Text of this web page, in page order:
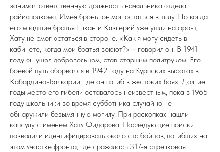
занимал ответственную должность начальника отдела
райисполкома. Имея бронь, он мог остаться в тылу. Но когда
его младшие братья Елкан и Казгерий уже ушли на фронт,
Хату не смог остаться в стороне. «Как я могу сидеть в
кабинете, когда мои братья воюют?» – говорил он. В 1941
году он ушел добровольцем, став старшим политруком. Его
боевой путь оборвался в 1942 году на Курпских высотах в
Кабардино-Балкарии, где он погиб в жестоких боях. Долгие
годы место его гибели оставалось неизвестным, пока в 1965
году школьники во время субботника случайно не
обнаружили безымянную могилу. При раскопках нашли
капсулу с именем Хату Фидарова. Последующие поиски
позволили идентифицировать около ста бойцов, погибших на
этом участке фронта, где сражалась 317-я стрелковая